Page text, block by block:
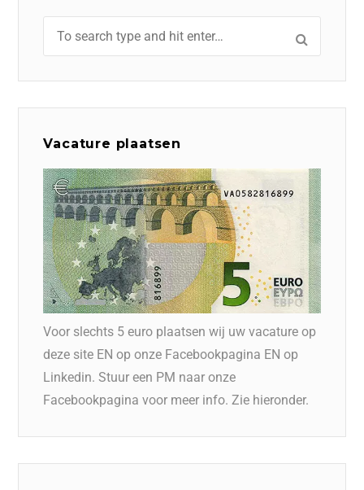
Vacature plaatsen
Voor slechts 5 euro plaatsen wij uw vacature op
deze site EN op onze Facebookpagina EN op
Linkedin. Stuur een PM naar onze
Facebookpagina voor meer info. Zie hieronder.